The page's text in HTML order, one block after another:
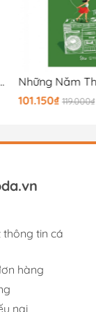
Còn Chưa Cũ
101.150₫ 119.000₫
tin cá
hàng
nại